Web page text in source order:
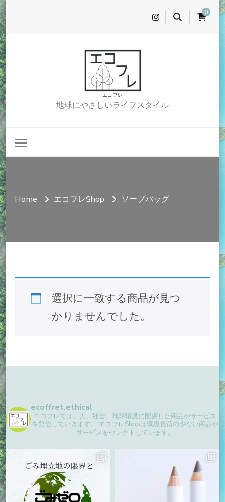
0
エコフレ
地球にやさしいライフスタイル
Home エコフレShop ソープバッグ
選択に一致する商品が見つ
かりませんでした。
ecoffret.ethical
エコフレでは、人、社会、地球環境に配慮した商品やサービス
を発信していきます。
エコフレShopは環境負荷の少ない商品や
サービスをセレクトしています。